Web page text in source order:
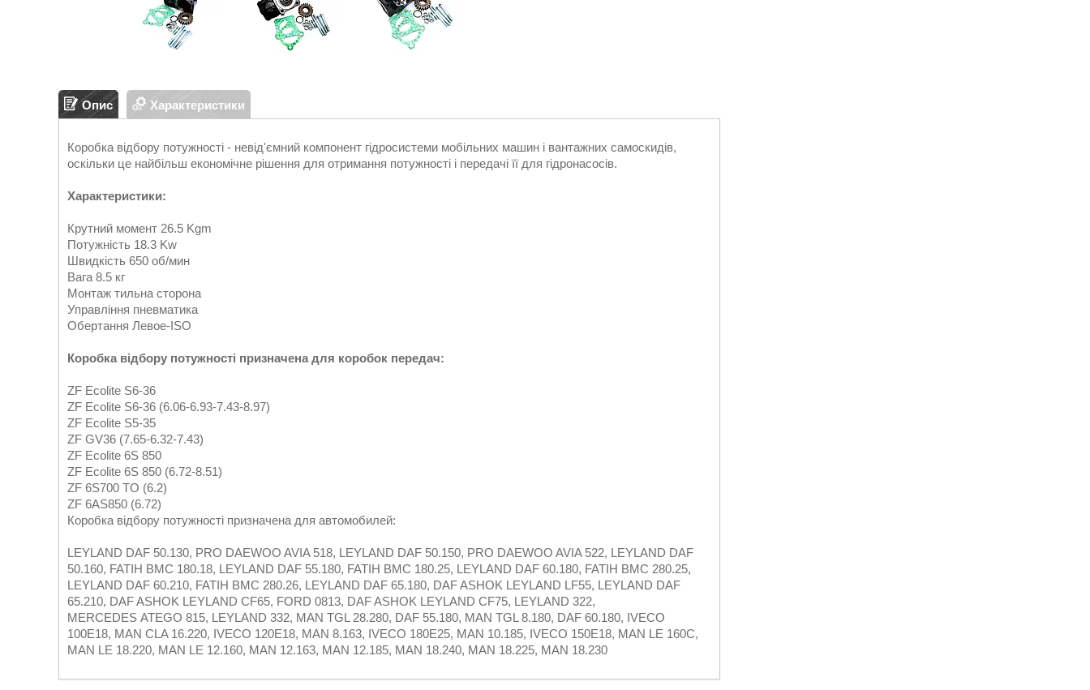
Опис Характеристики
Коробка відбору потужності - невід'ємний компонент гідросистеми мобільних машин і вантажних самоскидів,
оскільки це найбільш економічне рішення для отримання потужності і передачі її для гідронасосів.
Характеристики:
Крутний момент 26.5 Kgm
Потужність 18.3 Kw
Швидкість 650 об/мин
Вага 8.5 кг
Монтаж тильна сторона
Управління пневматика
Обертання Левое-ISO
Коробка відбору потужності призначена для коробок передач:
ZF Ecolite S6-36
ZF Ecolite S6-36 (6.06-6.93-7.43-8.97)
ZF Ecolite S5-35
ZF GV36 (7.65-6.32-7.43)
ZF Ecolite 6S 850
ZF Ecolite 6S 850 (6.72-8.51)
ZF 6S700 TO (6.2)
ZF 6AS850 (6.72)
Коробка відбору потужності призначена для автомобилей:
LEYLAND DAF 50.130, PRO DAEWOO AVIA 518, LEYLAND DAF 50.150, PRO DAEWOO AVIA 522, LEYLAND DAF
50.160, FATIH BMC 180.18, LEYLAND DAF 55.180, FATIH BMC 180.25, LEYLAND DAF 60.180, FATIH BMC 280.25,
LEYLAND DAF 60.210, FATIH BMC 280.26, LEYLAND DAF 65.180, DAF ASHOK LEYLAND LF55, LEYLAND DAF
65.210, DAF ASHOK LEYLAND CF65, FORD 0813, DAF ASHOK LEYLAND CF75, LEYLAND 322,
MERCEDES ATEGO 815, LEYLAND 332, MAN TGL 28.280, DAF 55.180, MAN TGL 8.180, DAF 60.180, IVECO
100E18, MAN CLA 16.220, IVECO 120E18, MAN 8.163, IVECO 180E25, MAN 10.185, IVECO 150E18, MAN LE 160C,
MAN LE 18.220, MAN LE 12.160, MAN 12.163, MAN 12.185, MAN 18.240, MAN 18.225, MAN 18.230